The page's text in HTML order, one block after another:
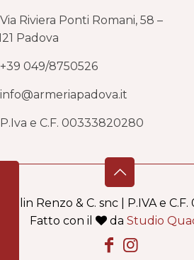
Via Riviera Ponti Romani, 58 –
Padova
+39 049/8750526
info@armeriapadova.it
P.Iva e C.F. 00333820280
Renzo & C. snc | P.IVA e
Fatto con il
da Studio